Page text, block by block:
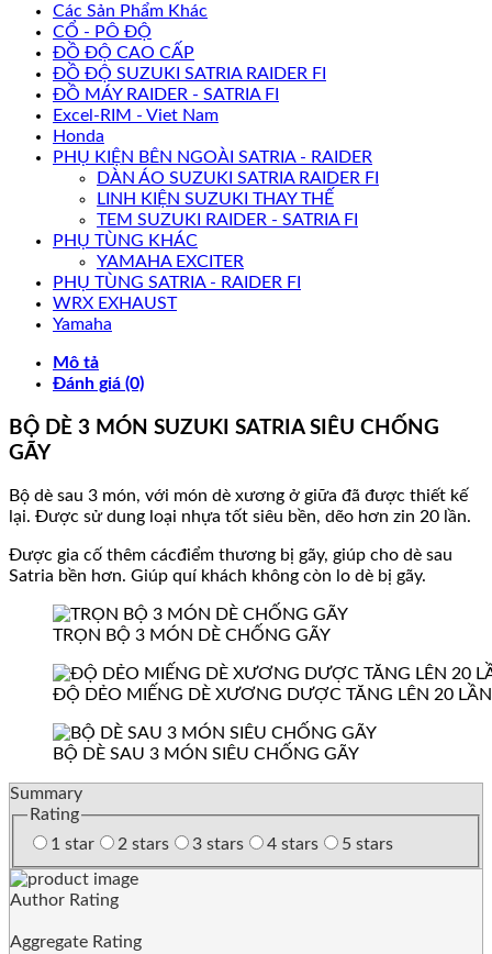
Các Sản Phẩm Khác
CỔ - PÔ ĐỘ
ĐỒ ĐỘ CAO CẤP
ĐỒ ĐỘ SUZUKI SATRIA RAIDER FI
ĐỒ MÁY RAIDER - SATRIA FI
Excel-RIM - Viet Nam
Honda
PHỤ KIỆN BÊN NGOÀI SATRIA - RAIDER
DÀN ÁO SUZUKI SATRIA RAIDER FI
LINH KIỆN SUZUKI THAY THẾ
TEM SUZUKI RAIDER - SATRIA FI
PHỤ TÙNG KHÁC
YAMAHA EXCITER
PHỤ TÙNG SATRIA - RAIDER FI
WRX EXHAUST
Yamaha
Mô tả
Đánh giá (0)
BỘ DÈ 3 MÓN SUZUKI SATRIA SIÊU CHỐNG
GÃY
Bộ dè sau 3 món, với món dè xương ở giữa đã được thiết kế
lại. Được sử dung loại nhựa tốt siêu bền, dẽo hơn zin 20 lần.
Được gia cố thêm cácđiểm thương bị gãy, giúp cho dè sau
Satria bền hơn. Giúp quí khách không còn lo dè bị gãy.
TRỌN BỘ 3 MÓN DÈ CHỐNG GÃY
ĐỘ DẺO MIẾNG DÈ XƯƠNG DƯỢC TĂNG LÊN 20
BỘ DÈ SAU 3 MÓN SIÊU CHỐNG GÃY
Summary
Rating
1 star
2 stars 3 stars 4 stars 5 stars
Author Rating
Aggregate Rating